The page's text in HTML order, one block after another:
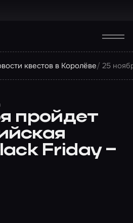
квестов в Королёве 25
пройдет
Friday –